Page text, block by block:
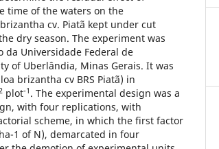
time of the waters on the
cv. Piatã kept under cut
dry season. The experiment was
Universidade Federal de
of Uberlândia, Minas Gerais. It was
brizantha cv BRS Piatã) in
2 plot-1 . The experimental design was a
with four replications, with
scheme, in which the first factor
1 of N), demarcated in four